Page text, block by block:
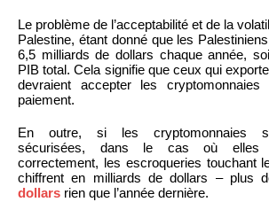
Le problème de l’acceptabilité et de la
Palestine, étant donné que les Palestiniens
6,5 milliards de dollars chaque année,
PIB total. Cela signifie que ceux qui
devraient accepter les
paiement.
En outre, si les cryptomonnaies
sécurisées, dans le cas où elles
correctement, les escroqueries touchant
chiffrent en milliards de dollars – plus
dollars rien que l’année dernière.